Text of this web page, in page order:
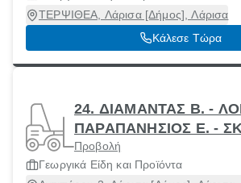
ΤΕΡΨΙΘΕΑ, Λάρισα [Δήμος], Λάρισα
Κάλεσε Τώρα
24. ΔΙΑΜΑΝΤΑΣ Β. -
ΠΑΡΑΠΑΝΗΣΙΟΣ Ε. -
Προβολή
Γεωργικά Είδη και Προϊόντα